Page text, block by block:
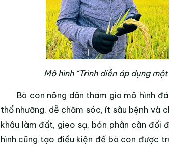
Mô hình “Trình diễn áp dụng
Bà con nông dân tham gia mô hình
thổ nhưỡng, dễ chăm sóc, ít sâu bệnh và
khâu làm đất, gieo sạ, bón phân cân đối
hình cũng tạo điều kiện để bà con được